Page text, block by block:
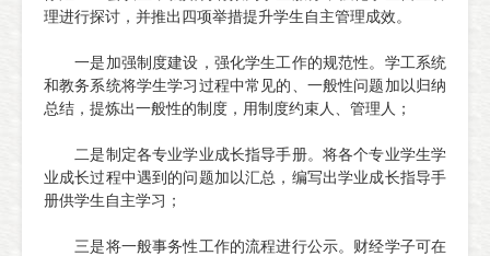
理进行探讨，并推出四项举措提升学生自主管理成效。
一是加强制度建设，强化学生工作的规范性。学工系统
和教务系统将学生学习过程中常见的、一般性问题加以归纳
总结，提炼出一般性的制度，用制度约束人、管理人；
二是制定各专业学业成长指导手册。将各个专业学生学
业成长过程中遇到的问题加以汇总，编写出学业成长指导手
册供学生自主学习；
三是将一般事务性工作的流程进行公示。财经学子可在